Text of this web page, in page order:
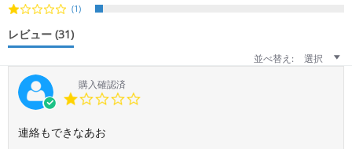
(1)
レビュー (31)
並べ替え:
選択
購入確認済
Review
review
連絡もできなあお